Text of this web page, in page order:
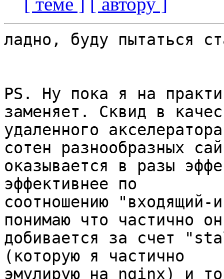
ладно, буду пытаться
PS. Ну пока я на
заменяет. Сквид в
удаленного
сотен разнообразных
оказывается в разы
эффективнее по
соотношению
понимаю что частично
добивается за счет
(которую я частично
эмулирую на nginx) и